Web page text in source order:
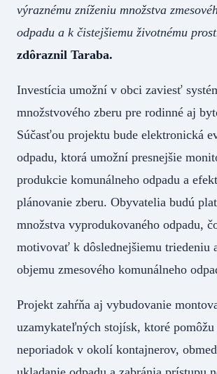
výraznému zníženiu množstva
odpadu a k čistejšiemu životnému
zdôraznil Taraba.
Investícia umožní v obci zaviesť
množstvového zberu pre rodinné aj
Súčasťou projektu bude elektronická
odpadu, ktorá umožní presnejšie
produkcie komunálneho odpadu a
plánovanie zberu. Obyvatelia budú
množstva vyprodukovaného odpadu,
motivovať k dôslednejšiemu triedeniu
objemu zmesového komunálneho
Projekt zahŕňa aj vybudovanie
uzamykateľných stojísk, ktoré
neporiadok v okolí kontajnerov,